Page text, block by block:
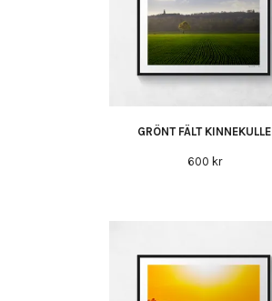
GRÖNT FÄLT KINNEKULLE
600 kr